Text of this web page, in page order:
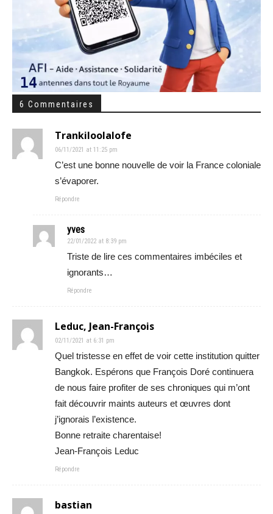
6 Commentaires
Trankiloolalofe
06/11/2021 at 11:25 pm
C’est une bonne nouvelle de voir la France coloniale
s’évaporer.
Répondre
yves
22/01/2022 at 8:39 pm
Triste de lire ces commentaires imbéciles et
ignorants…
Répondre
Leduc, Jean-François
02/11/2021 at 6:31 pm
Quel tristesse en effet de voir cette institution quitter
Bangkok. Espérons que François Doré continuera
de nous faire profiter de ses chroniques qui m’ont
fait découvrir maints auteurs et œuvres dont
j’ignorais l’existence.
Bonne retraite charentaise!
Jean-François Leduc
Répondre
bastian